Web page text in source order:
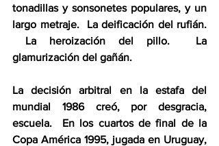
tonadillas y sonsonetes populares, y un
largo metraje.  La deificación del rufián.
La heroización del pillo.  La
glamurización del gañán.
La decisión arbitral en la estafa del
mundial 1986 creó, por desgracia,
escuela.  En los cuartos de final de la
Copa América 1995, jugada en Uruguay,